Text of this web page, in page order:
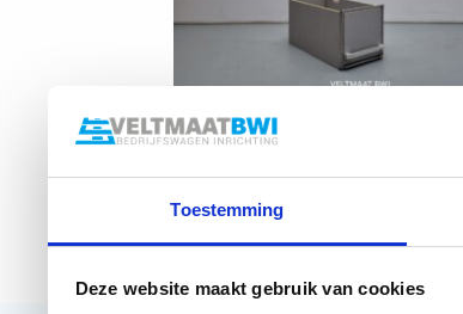
Toestemming
Deze website maakt gebruik van cookies
9486-11 Beks vloerlade
42 × 90 × 43 cm